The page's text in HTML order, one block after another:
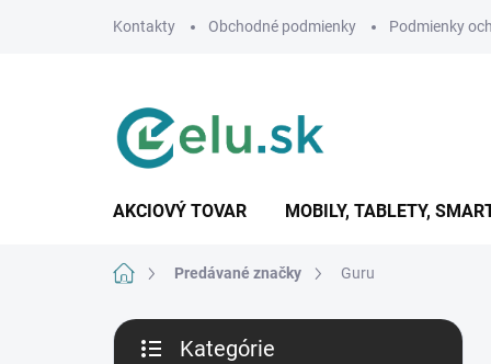
Kontakty Obchodné podmienky Podmienky
AKCIOVÝ TOVAR MOBILY, TABLETY,
DomovPredávané značky Guru
B
Kategórie